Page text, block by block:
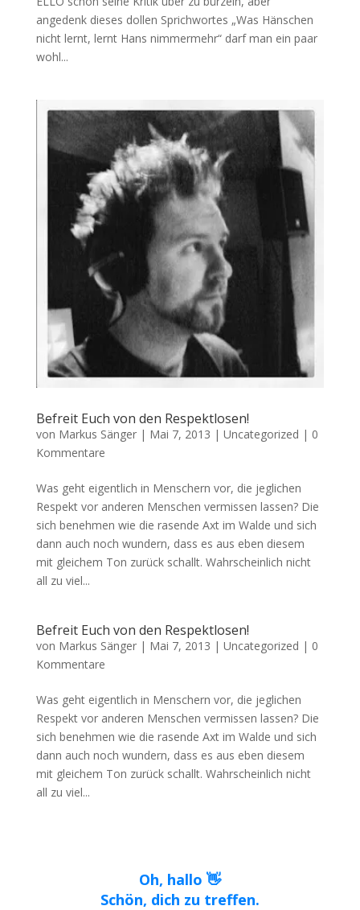
angedenk dieses dollen Sprichwortes „Was Hänschen
nicht lernt, lernt Hans nimmermehr“ darf man ein paar
wohl...
Befreit Euch von den Respektlosen!
von Markus Sänger| Mai 7, 2013 | Uncategorized | 0
Kommentare
Was geht eigentlich in Menschern vor, die jeglichen
Respekt vor anderen Menschen vermissen lassen? Die
sich benehmen wie die rasende Axt im Walde und sich
dann auch noch wundern, dass es aus eben diesem
mit gleichem Ton zurück schallt. Wahrscheinlich nicht
all zu viel...
Befreit Euch von den Respektlosen!
von Markus Sänger| Mai 7, 2013 | Uncategorized | 0
Kommentare
Was geht eigentlich in Menschern vor, die jeglichen
Respekt vor anderen Menschen vermissen lassen? Die
sich benehmen wie die rasende Axt im Walde und sich
dann auch noch wundern, dass es aus eben diesem
mit gleichem Ton zurück schallt. Wahrscheinlich nicht
all zu viel...
Oh, hallo 👋
Schön, dich zu treffen.